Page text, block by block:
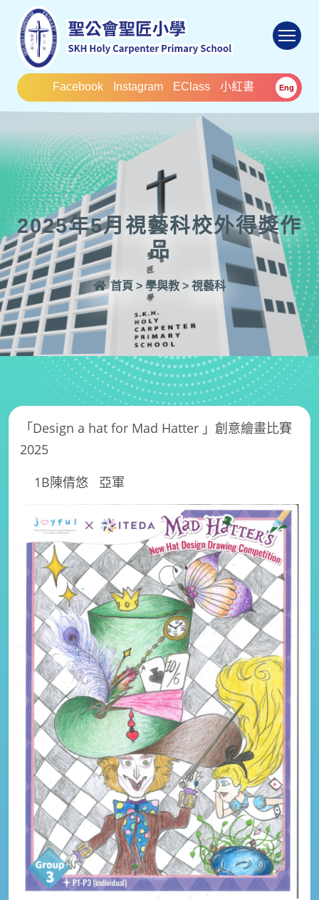
Facebook Instagram EClass 小紅書 Eng
2025年5月視藝科校外得獎作
品
首頁 > 學與教 > 視藝科
「Design a hat for Mad Hatter 」創意繪畫比賽
2025
1B陳倩悠
亞軍